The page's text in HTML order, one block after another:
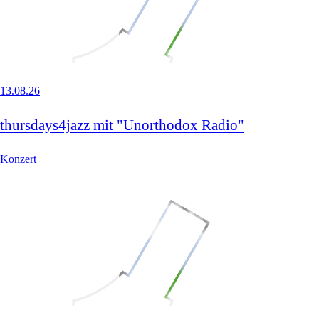
13.08.26
thursdays4jazz mit "Unorthodox Radio"
Konzert